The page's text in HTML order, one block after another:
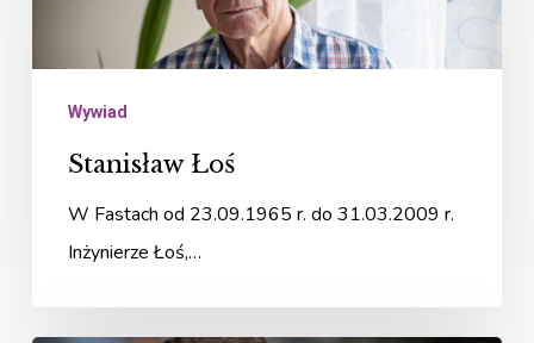
Wywiad
Stanisław Łoś
W Fastach od 23.09.1965 r. do 31.03.2009 r.
Inżynierze Łoś,…